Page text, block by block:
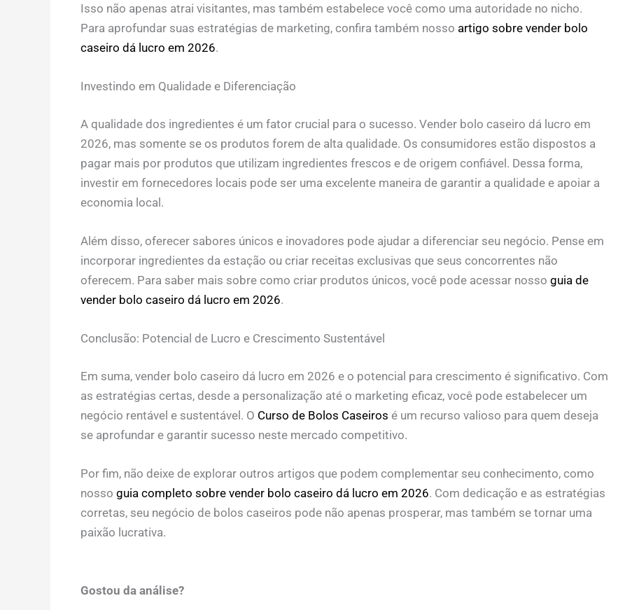
Isso não apenas atrai visitantes, mas também estabelece você como uma autoridade no nicho.
Para aprofundar suas estratégias de marketing, confira também nosso artigo sobre vender bolo
caseiro dá lucro em 2026.
Investindo em Qualidade e Diferenciação
A qualidade dos ingredientes é um fator crucial para o sucesso. Vender bolo caseiro dá lucro em
2026, mas somente se os produtos forem de alta qualidade. Os consumidores estão dispostos a
pagar mais por produtos que utilizam ingredientes frescos e de origem confiável. Dessa forma,
investir em fornecedores locais pode ser uma excelente maneira de garantir a qualidade e apoiar a
economia local.
Além disso, oferecer sabores únicos e inovadores pode ajudar a diferenciar seu negócio. Pense em
incorporar ingredientes da estação ou criar receitas exclusivas que seus concorrentes não
oferecem. Para saber mais sobre como criar produtos únicos, você pode acessar nosso guia de
vender bolo caseiro dá lucro em 2026.
Conclusão: Potencial de Lucro e Crescimento Sustentável
Em suma, vender bolo caseiro dá lucro em 2026 e o potencial para crescimento é significativo. Com
as estratégias certas, desde a personalização até o marketing eficaz, você pode estabelecer um
negócio rentável e sustentável. O Curso de Bolos Caseiros é um recurso valioso para quem deseja
se aprofundar e garantir sucesso neste mercado competitivo.
Por fim, não deixe de explorar outros artigos que podem complementar seu conhecimento, como
nosso guia completo sobre vender bolo caseiro dá lucro em 2026. Com dedicação e as estratégias
corretas, seu negócio de bolos caseiros pode não apenas prosperar, mas também se tornar uma
paixão lucrativa.
Gostou da análise?